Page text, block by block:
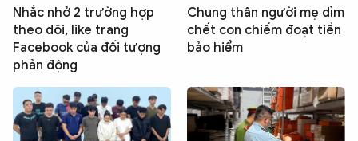
Nhắc nhở 2 trường hợp
theo dõi, like trang
Facebook của đối tượng
phản động
Chung thân người mẹ dìm
chết con chiếm đoạt tiền
bảo hiểm